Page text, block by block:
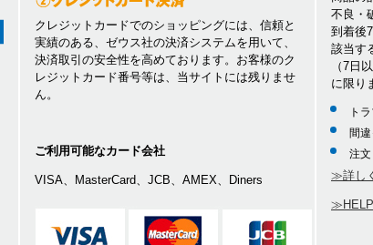
クレジットカードでのショッピングには、信頼と
実績のある、ゼウス社の決済システムを用いて、
決済取引の安全性を高めております。お客様のク
レジットカード番号等は、当サイトには残りませ
ん。
ご利用可能なカード会社
VISA、MasterCard、JCB、AMEX、Diners
不良・
到着後
該当す
（7日
に限り
ト
間
注文
≫詳し